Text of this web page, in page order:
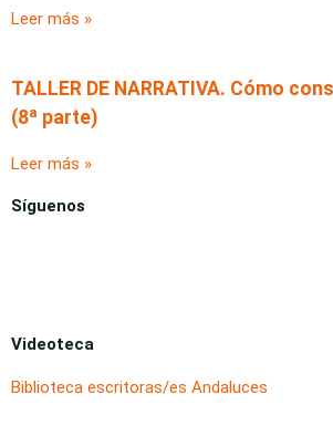
Leer más »
TALLER DE NARRATIVA. Cómo
(8ª parte)
Leer más »
Síguenos
Videoteca
Biblioteca escritoras/es Andaluces